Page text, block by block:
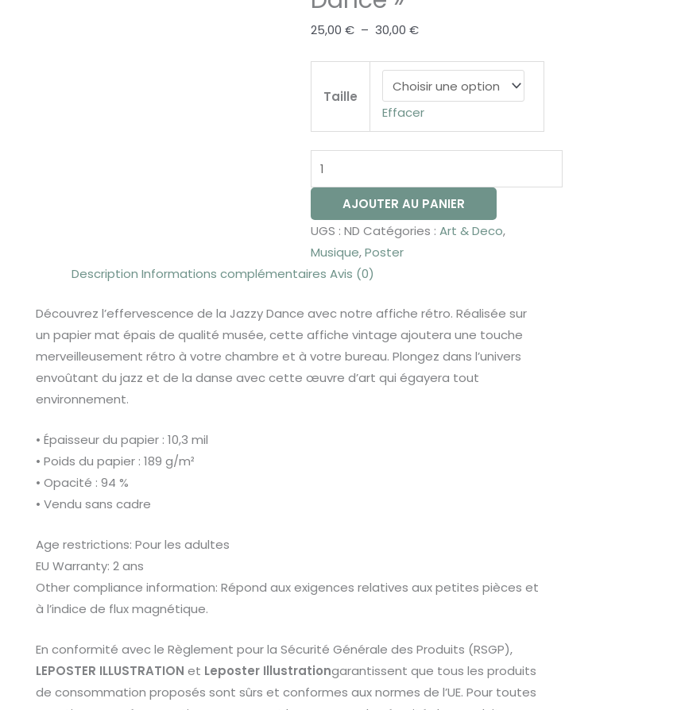
25,00 € – 30,00 €
Taille
Effacer
AJOUTER AU PANIER
UGS : ND Catégories : Art & Deco,
Musique,Poster
Description Informations complémentaires Avis (0)
Découvrez l’effervescence de la Jazzy Dance avec notre affiche rétro. Réalisée sur
un papier mat épais de qualité musée, cette affiche vintage ajoutera une touche
merveilleusement rétro à votre chambre et à votre bureau. Plongez dans l’univers
envoûtant du jazz et de la danse avec cette œuvre d’art qui égayera tout
environnement.
• Épaisseur du papier : 10,3 mil
• Poids du papier : 189 g/m²
• Opacité : 94 %
• Vendu sans cadre
Age restrictions: Pour les adultes
EU Warranty: 2 ans
Other compliance information: Répond aux exigences relatives aux petites pièces et
à l’indice de flux magnétique.
En conformité avec le Règlement pour la Sécurité Générale des Produits (RSGP),
LEPOSTER ILLUSTRATION et Leposter Illustrationgarantissent que tous les produits
de consommation proposés sont sûrs et conformes aux normes de l’UE. Pour toutes